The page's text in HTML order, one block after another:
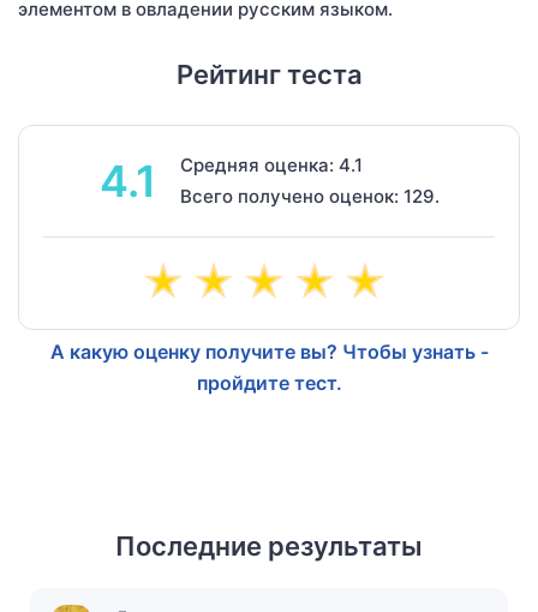
элементом в овладении русским языком.
Рейтинг теста
4.1
Средняя оценка: 4.1
Всего получено оценок: 129.
А какую оценку получите вы? Чтобы узнать -
пройдите тест.
Последние результаты